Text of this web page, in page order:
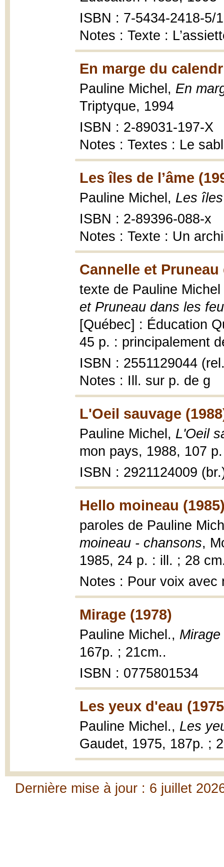
ISBN : 7-5434-2418-5/1
Notes : Texte :
En marge du
Pauline Michel, En
Triptyque, 1994
ISBN : 2-89031-197-X
Notes : Textes : Le
Les îles de l’âme
Pauline Michel, Les
ISBN : 2-89396-088-x
Notes : Texte : Un
Cannelle et
texte de Pauline
et Pruneau dans les
[Québec] : Éducation
45 p. : principalement
ISBN : 2551129044
Notes : Ill. sur p. de g
L'Oeil sauvage
Pauline Michel, L'Oeil
mon pays, 1988, 107
ISBN : 2921124009
Hello moineau
paroles de Pauline
moineau - chansons,
1985, 24 p. : ill. ; 28
Notes : Pour voix avec
Mirage (1978)
Pauline Michel.,
167p. ; 21cm..
ISBN : 0775801534
Les yeux d'eau
Pauline Michel., Les
Gaudet, 1975, 187p. ;
Dernière mise à jour : 6 juillet